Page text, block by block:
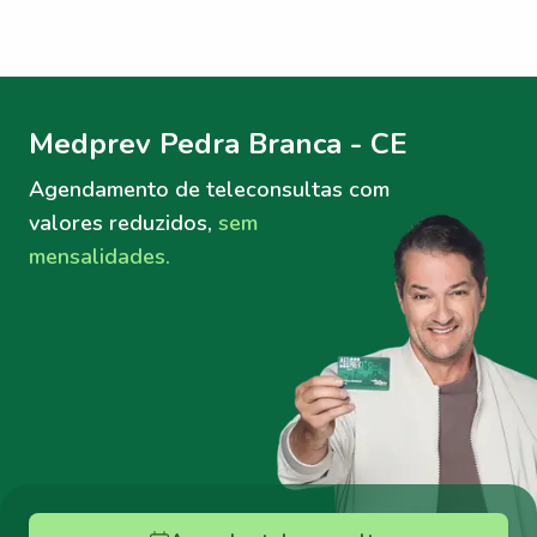
Medprev Pedra Branca - CE
Agendamento de teleconsultas com
valores reduzidos, sem
mensalidades.